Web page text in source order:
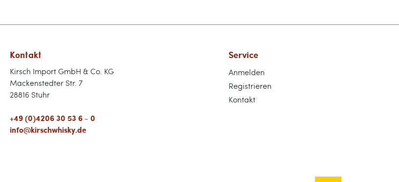
Kontakt
Kirsch Import GmbH & Co. KG
Mackenstedter Str. 7
28816 Stuhr
+49 (0)4206 30 53 6 - 0
info@kirschwhisky.de
Service
Anmelden
Registrieren
Kontakt